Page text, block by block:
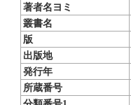
著者名ヨミ
叢書名
版
出版地
発行年
所蔵番号